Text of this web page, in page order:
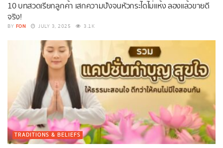
10 บทสวดเรียกลูกค้า เสกความปังจนหัวกระไดไม่แห้ง ลองแล้วขายดี
จริง!
BY FON JULY 3, 2025 3.1K
TRADITIONS & BELIEFS